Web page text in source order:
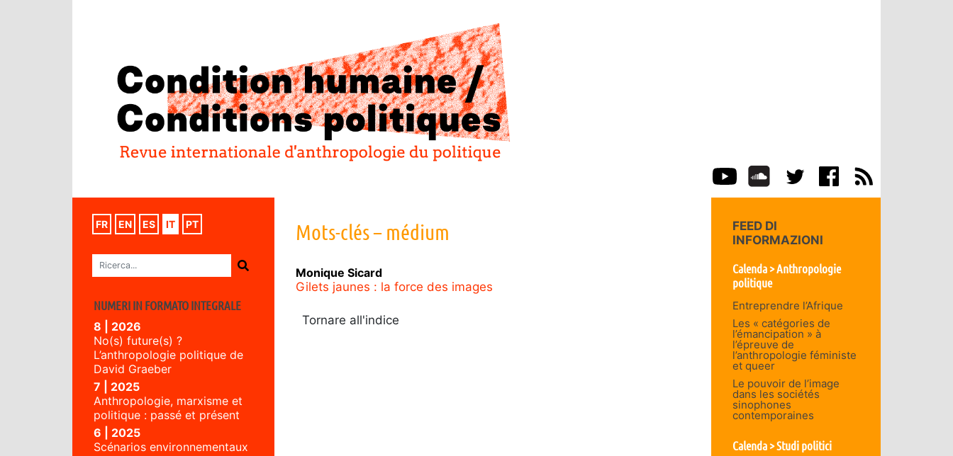
FR EN ES IT PT
NUMERI IN FORMATO INTEGRALE
8 | 2026
No(s) future(s) ?
L’anthropologie politique de
David Graeber
7 | 2025
Anthropologie, marxisme et
politique : passé et présent
6 | 2025
Scénarios environnementaux
Mots-clés – médium
Monique Sicard
Gilets jaunes : la force des images
Tornare all'indice
FEED DI
INFORMAZIONI
Calenda > Anthropologie
politique
Entreprendre l’Afrique
Les « catégories de
l’émancipation » à
l’épreuve de
l’anthropologie féministe
et queer
Le pouvoir de l’image
dans les sociétés
sinophones
contemporaines
Calenda > Studi politici